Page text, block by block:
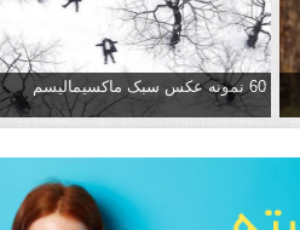
60 نمونه عکس سبک ماکسیمالیسم